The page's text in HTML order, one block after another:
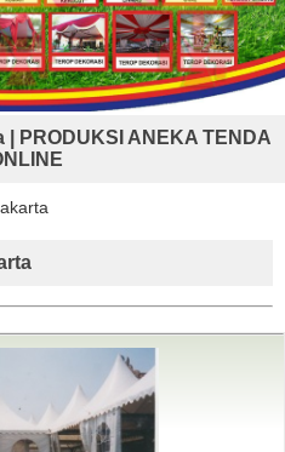
PRODUKSI ANEKA TENDA